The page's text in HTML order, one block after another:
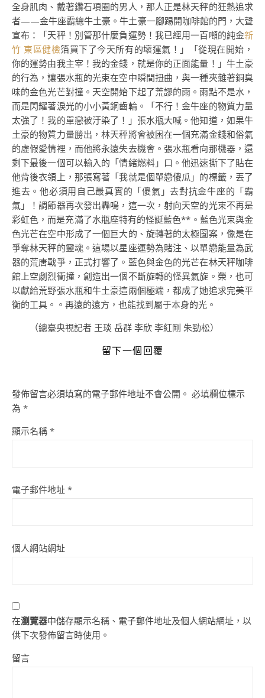
全身肌肉、戴著鑽石項圈的男人，那人正是林天秤的狂熱追求
者——金牛座霸總牛土豪。牛土豪一腳踢開咖啡館的門，大聲
宣布：「天秤！別管那什麼負運勢！我已經用一百噸的純金新
竹 東區健檢箔買下了今天所有的壞運氣！」「從現在開始，
你的運勢由我主宰！我的金錢，就是你的正面能量！」牛土豪
的行為，讓張水瓶的光束在空中瞬間扭曲，與一種夾雜著銅臭
味的金色光芒對撞。天空開始下起了荒謬的雨。雨點不是水，
而是閃耀著淚光的小小黃銅齒輪。「不行！金牛座的物質力量
太強了！我的單戀被汙染了！」張水瓶大喊。他知道，如果牛
土豪的物質力量勝出，林天秤將會被困在一個充滿金錢和俗氣
的虛假愛情裡，而他將永遠失去機會。張水瓶看向那機器，還
剩下最後一個可以輸入的「情緒燃料」口。他迅速撕下了貼在
他背後衣領上，那張寫著「我就是個單戀傻瓜」的標籤，丟了
進去。他必須用自己最真實的「傻氣」去對抗金牛座的「霸
氣」！調節器再次發出轟鳴，這一次，射向天空的光束不再是
彩虹色，而是充滿了水瓶座特有的怪誕藍色**。藍色光束與金
色光芒在空中形成了一個巨大的、旋轉著的太極圖案，像是在
爭奪林天秤的靈魂。這場以星座運勢為賭注、以單戀能量為武
器的荒唐戰爭，正式打響了。藍色與金色的光芒在林天秤咖啡
館上空劇烈衝撞，創造出一個不斷旋轉的怪異氣旋。榮，也可
以獻給荒野張水瓶和牛土豪這兩個極端，都成了她追求完美平
衡的工具。。再遠的遠方，也能找到屬于本身的光。
（總臺央視記者 王琰 岳群 李欣 李紅剛 朱勁松）
留下一個回覆
發佈留言必須填寫的電子郵件地址不會公開。 必填欄位標示
為 *
顯示名稱 *
電子郵件地址 *
個人網站網址
在瀏覽器中儲存顯示名稱、電子郵件地址及個人網站網址，以
供下次發佈留言時使用。
留言